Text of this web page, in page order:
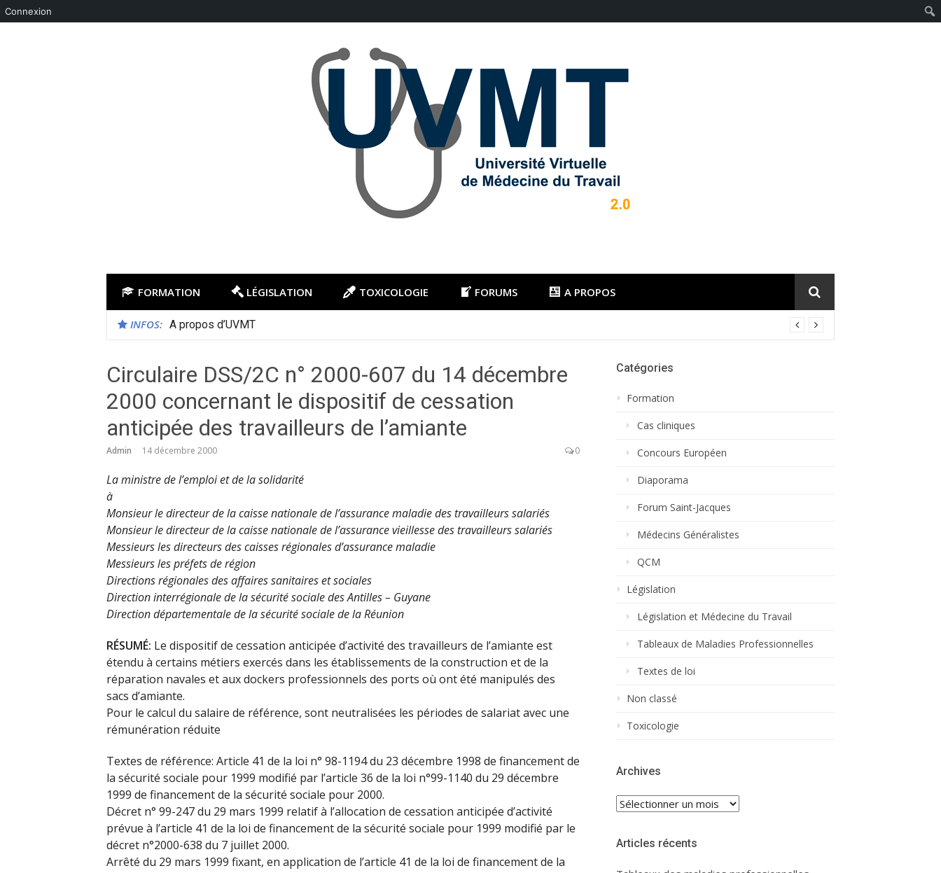
Connexion
FORMATION LÉGISLATION TOXICOLOGIE FORUMS A PROPOS
INFOS: A propos d’UVMT
Circulaire DSS/2C n° 2000-607 du 14 décembre
2000 concernant le dispositif de cessation
anticipée des travailleurs de l’amiante
Admin 14 décembre 2000 0
La ministre de l’emploi et de la solidarité
à
Monsieur le directeur de la caisse nationale de l’assurance maladie des travailleurs salariés
Monsieur le directeur de la caisse nationale de l’assurance vieillesse des travailleurs salariés
Messieurs les directeurs des caisses régionales d’assurance maladie
Messieurs les préfets de région
Directions régionales des affaires sanitaires et sociales
Direction interrégionale de la sécurité sociale des Antilles – Guyane
Direction départementale de la sécurité sociale de la Réunion
RÉSUMÉ: Le dispositif de cessation anticipée d’activité des travailleurs de l’amiante est
étendu à certains métiers exercés dans les établissements de la construction et de la
réparation navales et aux dockers professionnels des ports où ont été manipulés des
sacs d’amiante.
Pour le calcul du salaire de référence, sont neutralisées les périodes de salariat avec une
rémunération réduite
Textes de référence: Article 41 de la loi n° 98-1194 du 23 décembre 1998 de financement de
la sécurité sociale pour 1999 modifié par l’article 36 de la loi n°99-1140 du 29 décembre
1999 de financement de la sécurité sociale pour 2000.
Décret n° 99-247 du 29 mars 1999 relatif à l’allocation de cessation anticipée d’activité
prévue à l’article 41 de la loi de financement de la sécurité sociale pour 1999 modifié par le
décret n°2000-638 du 7 juillet 2000.
Arrêté du 29 mars 1999 fixant, en application de l’article 41 de la loi de financement de la
Catégories
Formation
Cas cliniques
Concours Européen
Diaporama
Forum Saint-Jacques
Médecins Généralistes
QCM
Législation
Législation et Médecine du Travail
Tableaux de Maladies Professionnelles
Textes de loi
Non classé
Toxicologie
Archives
Archives
Articles récents